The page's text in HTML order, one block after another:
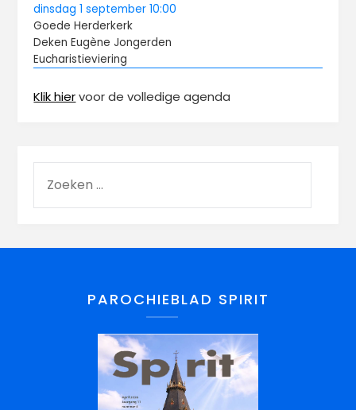
dinsdag 1 september10:00
Goede Herderkerk
Deken Eugène Jongerden
Eucharistieviering
Klik hiervoor de volledige agenda
PAROCHIEBLAD SPIRIT